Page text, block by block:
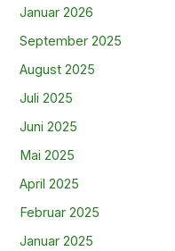
Januar 2026
September 2025
August 2025
Juli 2025
Juni 2025
Mai 2025
April 2025
Februar 2025
Januar 2025